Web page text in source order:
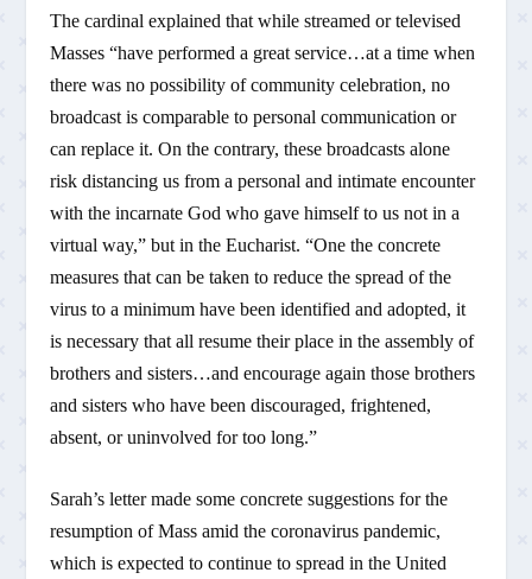
The cardinal explained that while streamed or televised
Masses “have performed a great service…at a time when
there was no possibility of community celebration, no
broadcast is comparable to personal communication or
can replace it. On the contrary, these broadcasts alone
risk distancing us from a personal and intimate encounter
with the incarnate God who gave himself to us not in a
virtual way,” but in the Eucharist. “One the concrete
measures that can be taken to reduce the spread of the
virus to a minimum have been identified and adopted, it
is necessary that all resume their place in the assembly of
brothers and sisters…and encourage again those brothers
and sisters who have been discouraged, frightened,
absent, or uninvolved for too long.”
Sarah’s letter made some concrete suggestions for the
resumption of Mass amid the coronavirus pandemic,
which is expected to continue to spread in the United